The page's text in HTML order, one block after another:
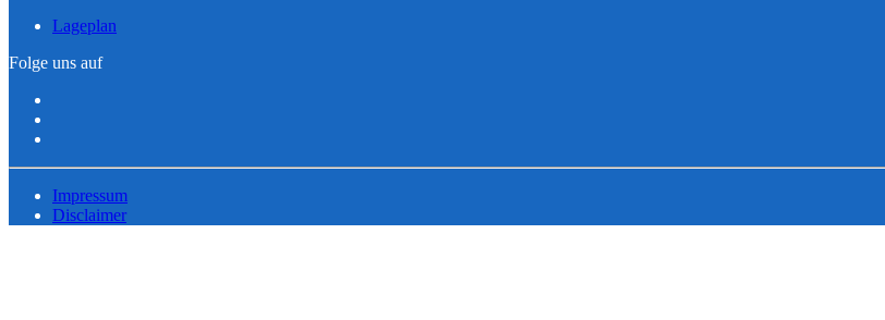
Lageplan
Folge uns auf
Impressum
Disclaimer